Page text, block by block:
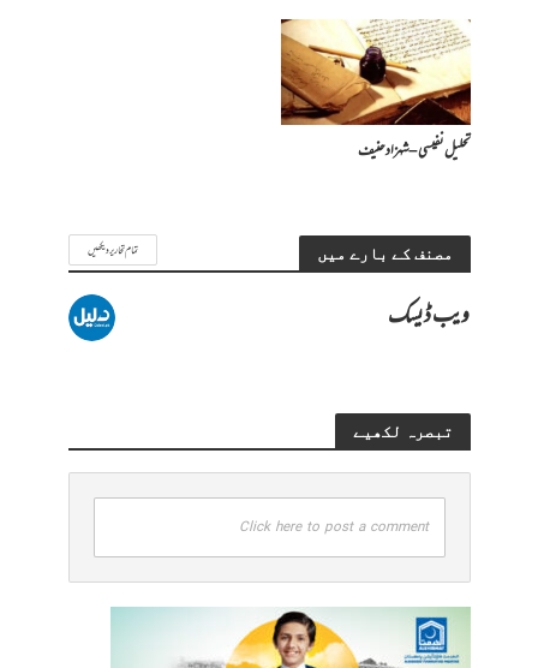
تحلیل نفیسی – شہزاد حنیف
مصنف کے بارے میں تمام تحاریر دیکھیں
ویب ڈیسک
تبصرہ لکھیے
Click here to post a comment